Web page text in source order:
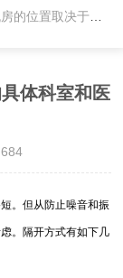
务的具体科室和医院的整体建筑布局
体科室和医
。但从防止噪音和振
。隔开方式有如下几